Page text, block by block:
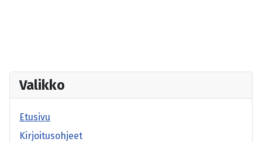
Valikko
Etusivu
Kirjoitusohjeet